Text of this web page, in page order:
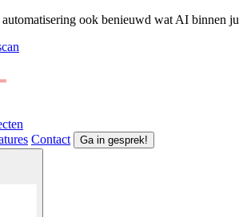
ook benieuwd wat AI binnen
Contact Ga in gesprek!